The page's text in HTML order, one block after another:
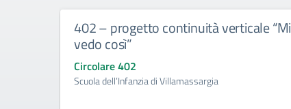
402 – progetto continuità verticale “Mi
vedo così”
Circolare 402
Scuola dell’Infanzia di Villamassargia